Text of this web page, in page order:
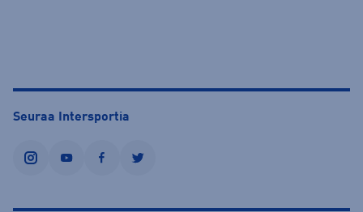
Seuraa Intersportia
instagramyoutubefacebooktwitter